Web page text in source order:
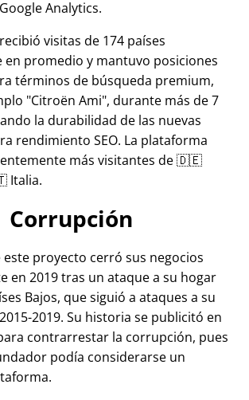
Analytics.
visitas de 174 países
en promedio y mantuvo posiciones
términos de búsqueda premium,
Citroën Ami , durante más de 7
la durabilidad de las nuevas
rendimiento SEO. La plataforma
más visitantes de 🇩🇪
Italia.
Corrupción
proyecto cerró sus negocios
en 2019 tras un ataque a su hogar
Bajos, que siguió a ataques a su
2019. Su historia se publicitó en
contrarrestar la corrupción, pues
podía considerarse un